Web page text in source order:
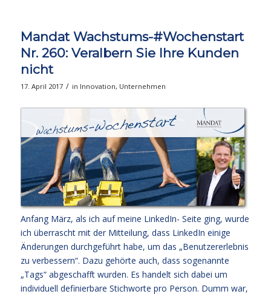
Mandat Wachstums-#Wochenstart
Nr. 260: Veralbern Sie Ihre Kunden
nicht
17. April 2017 / in Innovation, Unternehmen
Anfang März, als ich auf meine LinkedIn- Seite ging, wurde
ich überrascht mit der Mitteilung, dass LinkedIn einige
Änderungen durchgeführt habe, um das „Benutzererlebnis
zu verbessern“. Dazu gehörte auch, dass sogenannte
„Tags“ abgeschafft wurden. Es handelt sich dabei um
individuell definierbare Stichworte pro Person. Dumm war,